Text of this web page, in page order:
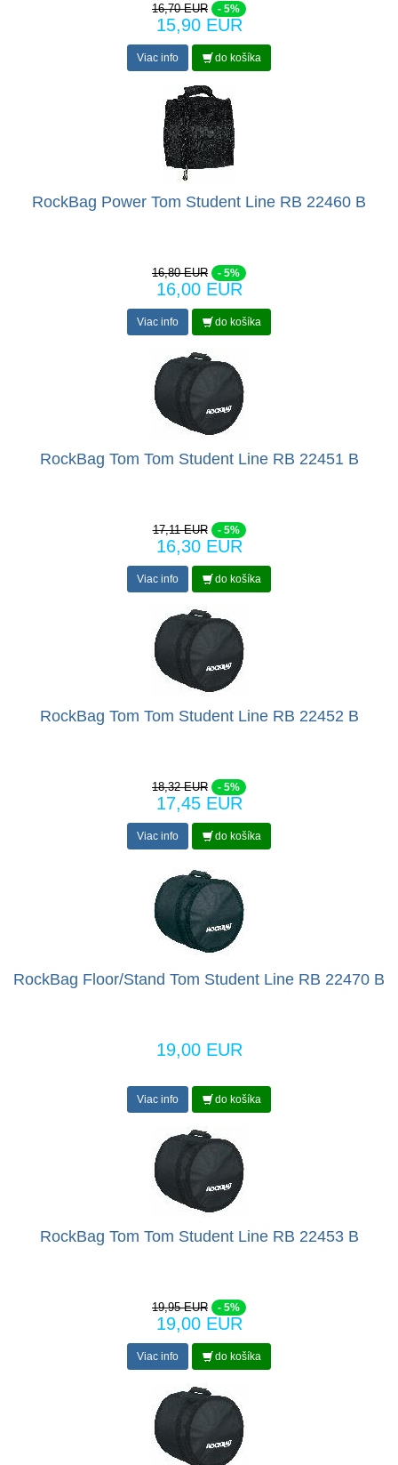
16,70 EUR - 5%
15,90 EUR
Viac info do košíka
RockBag Power Tom Student Line RB 22460 B
16,80 EUR - 5%
16,00 EUR
Viac info do košíka
RockBag Tom Tom Student Line RB 22451 B
17,11 EUR - 5%
16,30 EUR
Viac info do košíka
RockBag Tom Tom Student Line RB 22452 B
18,32 EUR - 5%
17,45 EUR
Viac info do košíka
RockBag Floor/Stand Tom Student Line RB 22470 B
19,00 EUR
Viac info do košíka
RockBag Tom Tom Student Line RB 22453 B
19,95 EUR - 5%
19,00 EUR
Viac info do košíka